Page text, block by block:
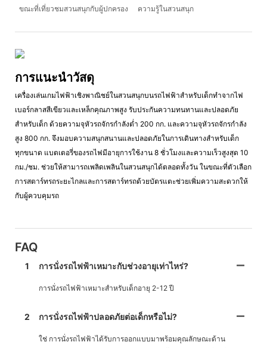
ขณะที่เที่ยวชมสวนสนุกกับผู้ปกครอง
ความรู้ในสวนสนุก
การแนะนำวัสดุ
เครื่องเล่นเกมไฟฟ้าเชิงพาณิชย์ในสวนสนุกบนรถไฟฟ้าสำหรับเด็กทำจากไฟ
เบอร์กลาสสีเขียวและเหล็กคุณภาพสูง รับประกันความทนทานและปลอดภัย
สำหรับเด็ก ด้วยความจุหัวรถจักรกำลังต่ำ 200 กก. และความจุหัวรถจักรกำลัง
สูง 800 กก. จึงมอบความสนุกสนานและปลอดภัยในการเดินทางสำหรับเด็ก
ทุกขนาด แบตเตอรี่ของรถไฟมีอายุการใช้งาน 8 ชั่วโมงและความเร็วสูงสุด 10
กม./ชม. ช่วยให้สามารถเพลิดเพลินในสวนสนุกได้ตลอดทั้งวัน ในขณะที่ตัวเลือก
การสตาร์ทรถระยะไกลและการสตาร์ทรถด้วยบัตรแตะช่วยเพิ่มความสะดวกให้
กับผู้ควบคุมรถ
FAQ
1 การนั่งรถไฟฟ้าเหมาะกับช่วงอายุเท่าไหร่?
การนั่งรถไฟฟ้าเหมาะสำหรับเด็กอายุ 2-12 ปี
2 การนั่งรถไฟฟ้าปลอดภัยต่อเด็กหรือไม่?
ใช่ การนั่งรถไฟฟ้าได้รับการออกแบบมาพร้อมคุณลักษณะด้าน